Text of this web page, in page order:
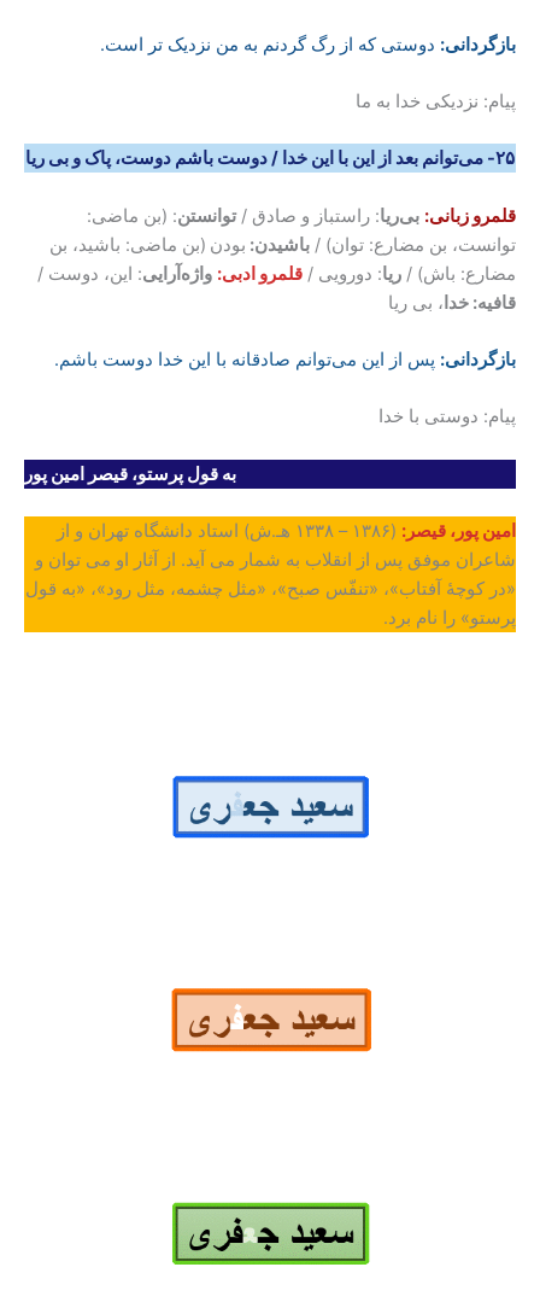
بازگردانی: دوستی که از رگ گردنم به من نزدیک تر است.
پیام: نزدیکی خدا به ما
۲۵- می‌توانم بعد از این با این خدا / دوست باشم دوست، پاک و بی ریا
قلمرو زبانی: بی‌ریا: راستباز و صادق /توانستن: (بن ماضی:
توانست، بن مضارع: توان) / باشیدن: بودن (بن ماضی: باشید، بن
مضارع: باش) / ریا: دورویی / قلمرو ادبی: واژه‌آرایی: این، دوست /
قافیه: خدا ، بی ریا
بازگردانی: پس از این می‌توانم صادقانه با این خدا دوست باشم.
پیام: دوستی با خدا
به قول پرستو، قیصر امین پور
امین پور، قیصر:
(۱۳۸۶ – ۱۳۳۸ هـ.ش) استاد دانشگاه تهران و از
شاعران موفق پس از انقلاب به شمار می آید. از آثار او می توان و
«در کوچۀ آفتاب»، «تنفّس صبح»، «مثل چشمه، مثل رود»، «به قول
پرستو» را نام برد.